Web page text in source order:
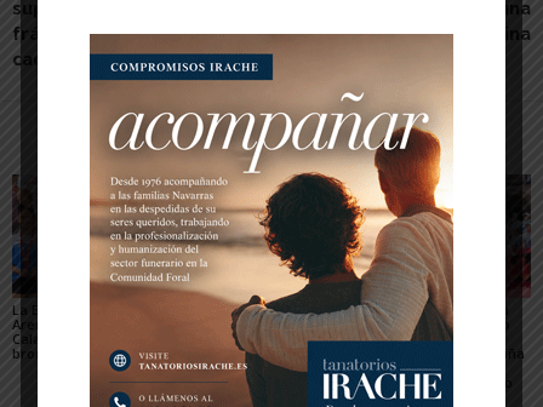
supervivencia en pacientes
frágiles con fractura de
cadera
machista sufrida por una
vecina
Artículos relacionados Más del autor
La Escuela del Triatlón
Arenas regresa de
Calahorra con dos
bronces nacionales
César Monasterio será
el entrenador del C.D.
Tudelano: «Queremos
un equipo que ilusione y
vaya a por los partidos»
El SDR Arenas supera
con éxito el gran reto
organizativo del
Campeonato de España
de Triatlón de Edad
Escolar y del XXV Reto
del...